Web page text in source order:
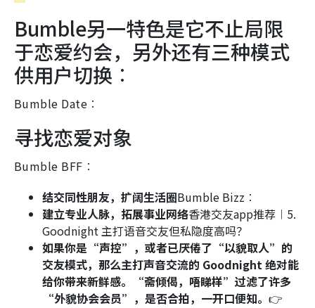
Bumble另一特色是它不止局限
于恋爱约会，另外还有三种模式
供用户切换︰
Bumble Date︰
寻找恋爱对象
Bumble BFF︰
结交同性朋友，扩阔生活圈Bumble Bizz︰
建立专业人脉，拓展事业网络香港交友app推荐︱5.
Goodnight 主打语音交友但私隐度高吗？
如果你是“声控”，或者已厌倦了“以貌取人”的
交友模式，那么主打声音交流的 Goodnight 绝对能
给你带来新鲜感。“斋倾偈，唔睇样”过滤了许多
“外貌协会会员”，是否合拍，一开口便知。 👉